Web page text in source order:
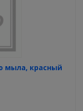
мыла, красный